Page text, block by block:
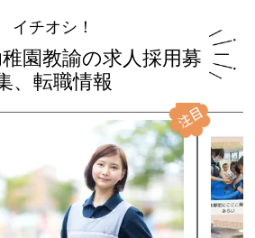
イチオシ！
園教諭の求人採用募
、転職情報